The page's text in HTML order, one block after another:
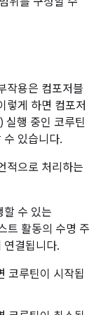
작용은 컴포저블
렇게 하면 컴포저
실행 중인 코루틴
수 있습니다.
으로 처리하는
수 있는
트 활동의 수명 주
연결됩니다.
코루틴이 시작됩